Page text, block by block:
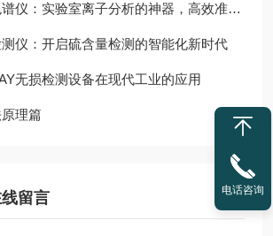
：实验室离子分析的神器，高效准确两不误！
仪：开启硫含量检测的智能化新时代
无损检测设备在现代工业的应用
理篇
留言 电话咨询